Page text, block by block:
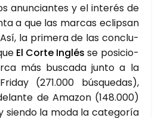
anun­cian­tes y el inte­rés de
a que las mar­cas eclip­san
la pri­me­ra de las con­clu­
El Cor­te Inglés se posi­cio­
más bus­ca­da jun­to a la
(271.000 bús­que­das),
de Ama­zon (148.000)
sien­do la moda la cate­go­ría